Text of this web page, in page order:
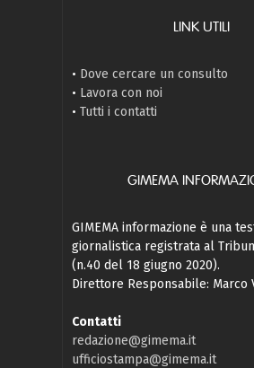
LINK UTILI
• Dove cercare un consulto
• Lavora con noi
• Tutti i contatti
GIMEMA
GIMEMA informazione è una
giornalistica registrata al
(n.40 del 18 giugno 2020).
Direttore Responsabile: Marco
Contatti
redazione@gimema.it
ufficiostampa@gimema.it